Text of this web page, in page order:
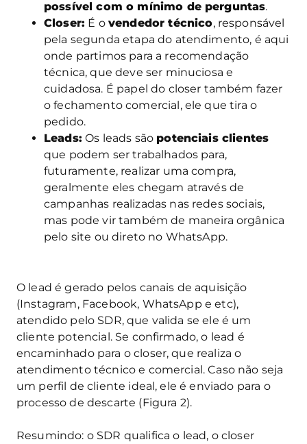
possível com o mínimo de perguntas.
Closer: É o vendedor técnico, responsável
pela segunda etapa do atendimento, é aqui
onde partimos para a recomendação
técnica, que deve ser minuciosa e
cuidadosa. É papel do closer também fazer
o fechamento comercial, ele que tira o
pedido.
Leads: Os leads são potenciais clientes
que podem ser trabalhados para,
futuramente, realizar uma compra,
geralmente eles chegam através de
campanhas realizadas nas redes sociais,
mas pode vir também de maneira orgânica
pelo site ou direto no WhatsApp.
O lead é gerado pelos canais de aquisição
(Instagram, Facebook, WhatsApp e etc),
atendido pelo SDR, que valida se ele é um
cliente potencial. Se confirmado, o lead é
encaminhado para o closer, que realiza o
atendimento técnico e comercial. Caso não seja
um perfil de cliente ideal, ele é enviado para o
processo de descarte (Figura 2).
Resumindo: o SDR qualifica o lead, o closer